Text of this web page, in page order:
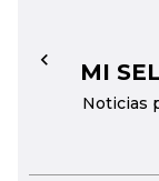
MI
Noticias
←